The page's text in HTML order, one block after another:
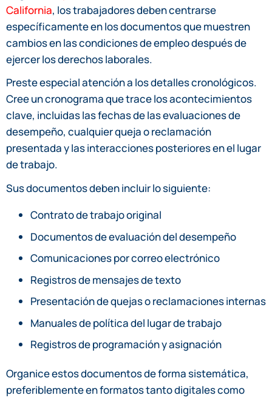
California, los trabajadores deben centrarse
específicamente en los documentos que muestren
cambios en las condiciones de empleo después de
ejercer los derechos laborales.
Preste especial atención a los detalles cronológicos.
Cree un cronograma que trace los acontecimientos
clave, incluidas las fechas de las evaluaciones de
desempeño, cualquier queja o reclamación
presentada y las interacciones posteriores en el lugar
de trabajo.
Sus documentos deben incluir lo siguiente:
Contrato de trabajo original
Documentos de evaluación del desempeño
Comunicaciones por correo electrónico
Registros de mensajes de texto
Presentación de quejas o reclamaciones internas
Manuales de política del lugar de trabajo
Registros de programación y asignación
Organice estos documentos de forma sistemática,
preferiblemente en formatos tanto digitales como